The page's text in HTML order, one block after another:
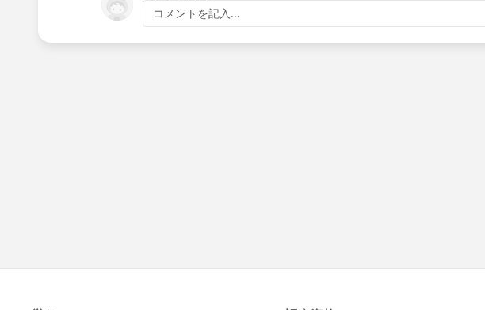
コメントを記入...